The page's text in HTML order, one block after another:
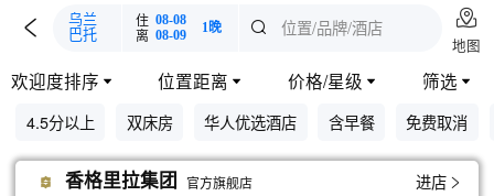

乌兰
巴托
住 08-08
离 08-09 1晚  位置/品牌/酒店 
地图
欢迎度排序  位置距离  价格/星级  筛选 
4.5分以上 双床房 华人优选酒店 含早餐 免费取消
香格里拉集团 官方旗舰店 进店 